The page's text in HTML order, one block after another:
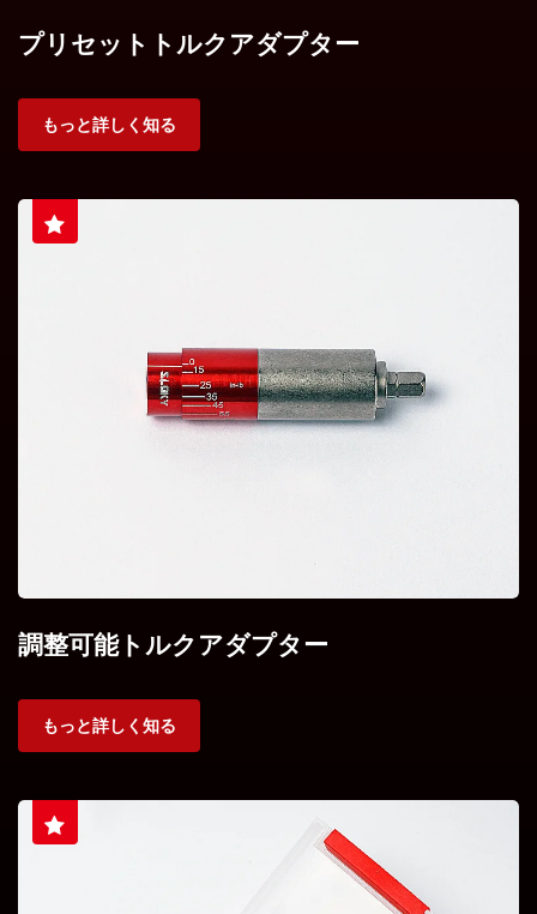
プリセットトルクアダプター
もっと詳しく知る
調整可能トルクアダプター
もっと詳しく知る